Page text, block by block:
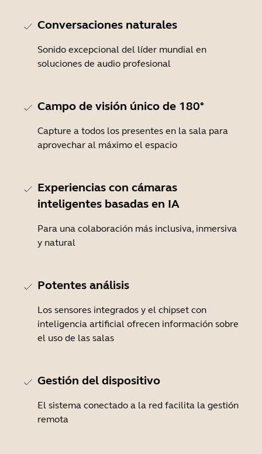
Conversaciones naturales
Sonido excepcional del líder mundial en
soluciones de audio profesional
Campo de visión único de 180°
Capture a todos los presentes en la sala para
aprovechar al máximo el espacio
Experiencias con cámaras
inteligentes basadas en IA
Para una colaboración más inclusiva, inmersiva
y natural
Potentes análisis
Los sensores integrados y el chipset con
inteligencia artificial ofrecen información sobre
el uso de las salas
Gestión del dispositivo
El sistema conectado a la red facilita la gestión
remota